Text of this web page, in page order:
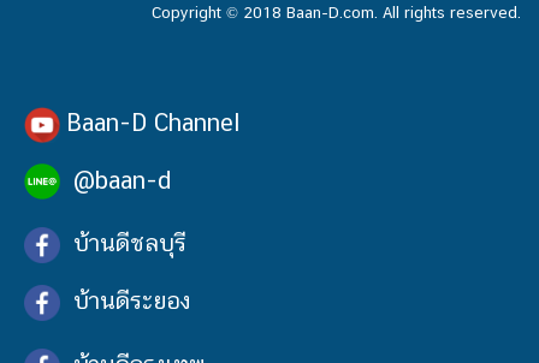
Copyright © 2018 Baan-D.com. All rights reserved.
Baan-D Channel
@baan-d
บ้านดีชลบุรี
บ้านดีระยอง